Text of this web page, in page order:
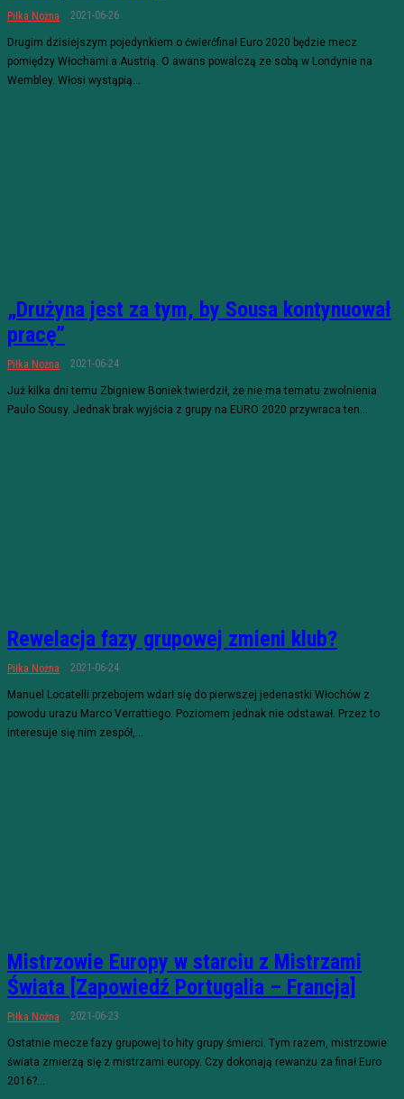
Piłka Nożna 2021-06-26
Drugim dzisiejszym pojedynkiem o ćwierćfinał Euro 2020 będzie mecz
pomiędzy Włochami a Austrią. O awans powalczą ze sobą w Londynie na
Wembley. Włosi wystąpią...
„Drużyna jest za tym, by Sousa kontynuował
pracę”
Piłka Nożna 2021-06-24
Już kilka dni temu Zbigniew Boniek twierdził, że nie ma tematu zwolnienia
Paulo Sousy. Jednak brak wyjścia z grupy na EURO 2020 przywraca ten...
Rewelacja fazy grupowej zmieni klub?
Piłka Nożna 2021-06-24
Manuel Locatelli przebojem wdarł się do pierwszej jedenastki Włochów z
powodu urazu Marco Verrattiego. Poziomem jednak nie odstawał. Przez to
interesuje się nim zespół,...
Mistrzowie Europy w starciu z Mistrzami
Świata [Zapowiedź Portugalia – Francja]
Piłka Nożna 2021-06-23
Ostatnie mecze fazy grupowej to hity grupy śmierci. Tym razem, mistrzowie
świata zmierzą się z mistrzami europy. Czy dokonają rewanżu za finał Euro
2016?...